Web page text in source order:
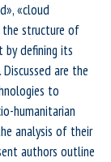
«cloud
the structure of
by defining its
are the
to
humanitarian
analysis of their
authors outline